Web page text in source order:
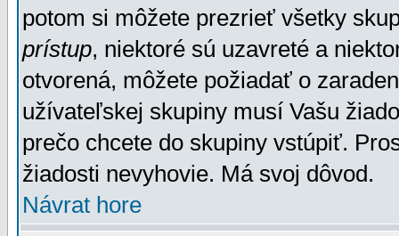
potom si môžete prezrieť všetky
prístup, niektoré sú uzavreté a
otvorená, môžete požiadať o
užívateľskej skupiny musí Vašu
prečo chcete do skupiny vstúpiť.
žiadosti nevyhovie. Má svoj dôvod.
Návrat hore